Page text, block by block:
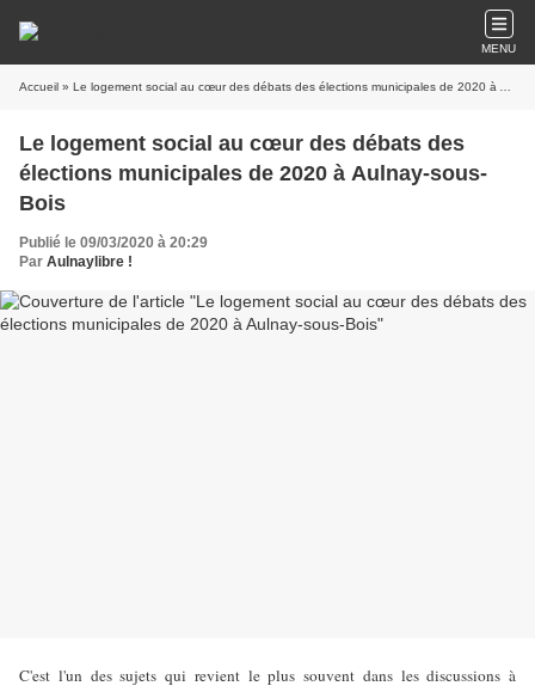
MENU
Accueil » Le logement social au cœur des débats des élections municipales de 2020 à Aulnay-sous-Bois
Le logement social au cœur des débats des
élections municipales de 2020 à Aulnay-sous-
Bois
Publié le 09/03/2020 à 20:29
Par Aulnaylibre !
C'est l'un des sujets qui revient le plus souvent dans les discussions à